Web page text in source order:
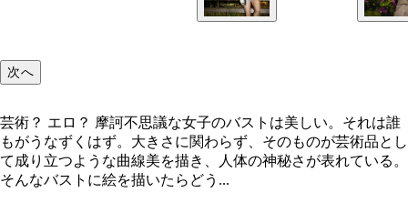
次へ
芸術？ エロ？ 摩訶不思議な女子のバストは美しい。それは誰
もがうなずくはず。大きさに関わらず、そのものが芸術品とし
て成り立つような曲線美を描き、人体の神秘さが表れている。
そんなバストに絵を描いたらどう...